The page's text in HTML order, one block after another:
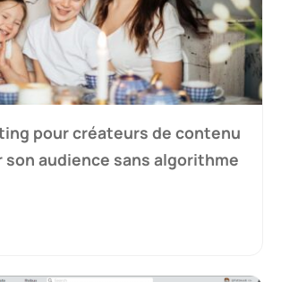
pour créateurs de contenu
son audience sans algorithme